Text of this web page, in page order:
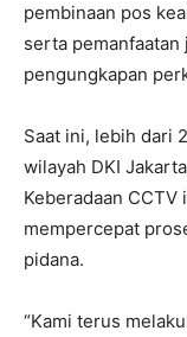
pembinaan pos
serta
pengungkapan
Saat ini, lebih dari
wilayah DKI
Keberadaan
mempercepat
pidana.
“Kami terus